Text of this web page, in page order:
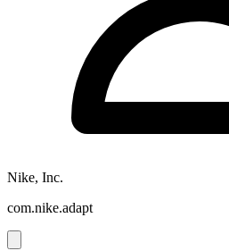
Nike, Inc.
com.nike.adapt